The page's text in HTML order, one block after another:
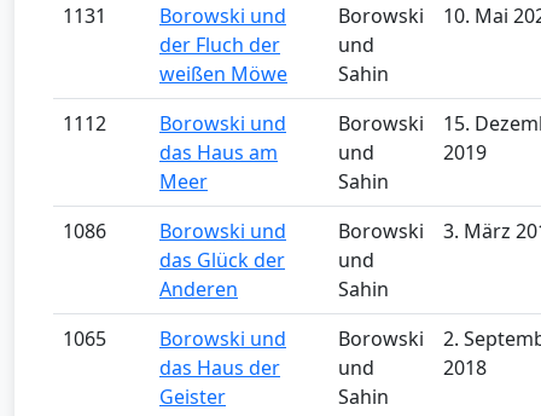
1131
Borowski und
der Fluch der
weißen Möwe
Borowski
und
Sahin
10. Mai
1112
Borowski und
das Haus am
Meer
Borowski
und
Sahin
15.
2019
1086
Borowski und
das Glück der
Anderen
Borowski
und
Sahin
3. März
1065
Borowski und
das Haus der
Geister
Borowski
und
Sahin
2.
2018